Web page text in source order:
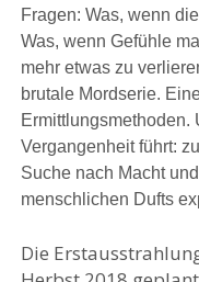
Fragen: Was, wenn
Was, wenn Gefühle
mehr etwas zu
brutale Mordserie.
Ermittlungsmethoden.
Vergangenheit führt:
Suche nach Macht
menschlichen Dufts
Die